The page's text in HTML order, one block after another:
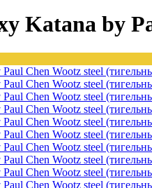
Katana by